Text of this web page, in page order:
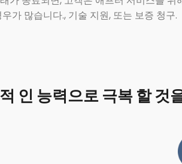
가 많습니다., 기술 지원, 또는 보증 청구.
인 능력으로 극복 할 것